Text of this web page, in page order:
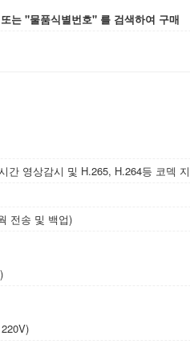
는 "물품식별번호" 를 검색하여 구매
간 영상감시 및 H.265, H.264등 코덱
전송 및 백업)